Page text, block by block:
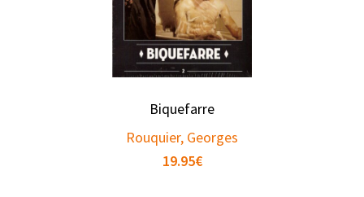
Biquefarre
Rouquier, Georges
19.95€